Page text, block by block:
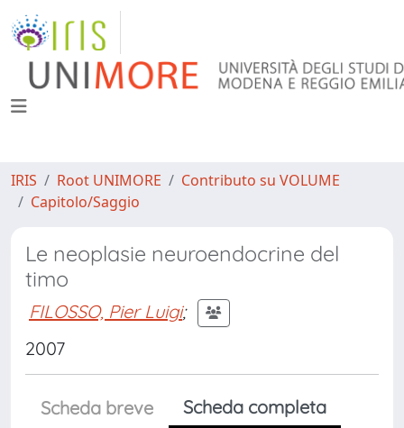
IRIS Root UNIMORE
Contributo su VOLUME
Capitolo/Saggio
Le neoplasie neuroendocrine del
timo
FILOSSO, Pier Luigi;
2007
Scheda breve
Scheda completa